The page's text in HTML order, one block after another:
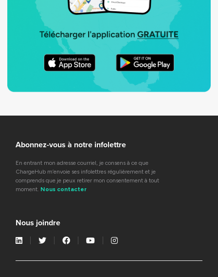
Abonnez-vous à notre infolettre
En entrant mon adresse courriel, je consens à ce que
ChargeHub m’envoie ses infolettres régulièrement et je
comprends que je peux retirer mon consentement à tout
moment. Nous contacter
Nous joindre